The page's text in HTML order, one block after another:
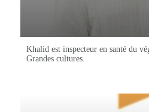
Khalid est inspecteur en santé du
Grandes cultures.